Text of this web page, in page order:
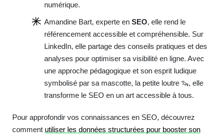
numérique.
Amandine Bart, experte en SEO, elle rend le
référencement accessible et compréhensible. Sur
LinkedIn, elle partage des conseils pratiques et des
analyses pour optimiser sa visibilité en ligne. Avec
une approche pédagogique et son esprit ludique
symbolisé par sa mascotte, la petite loutre 🦦, elle
transforme le SEO en un art accessible à tous.
Pour approfondir vos connaissances en SEO, découvrez
comment utiliser les données structurées pour booster son